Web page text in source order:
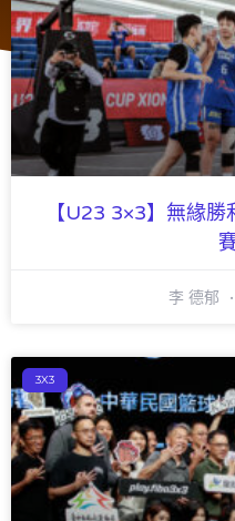
【U23 3×3】無緣
李 德郁
3X3